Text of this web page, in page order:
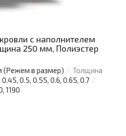
с наполнителем
250 мм, Полиэстер
(Режем в размер)
Толщина
0.5, 0.55, 0.6, 0.65, 0.7
1190